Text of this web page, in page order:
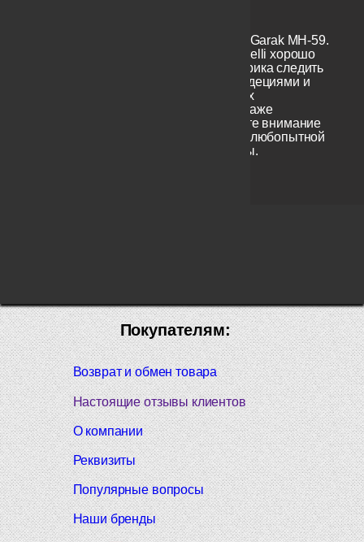
называется Morelli Garak MH-59.
Ручки фабрики Morelli хорошо
обновляются, фабрика следить
за последними тендециями и
даже умудряется их
предвосхищать и даже
создавать. Обратите внимание
на проудкцию этой любопытной
линейки фурнитуры.
Покупателям:
Возврат и обмен товара
Настоящие отзывы клиентов
О компании
Реквизиты
Популярные вопросы
Наши бренды